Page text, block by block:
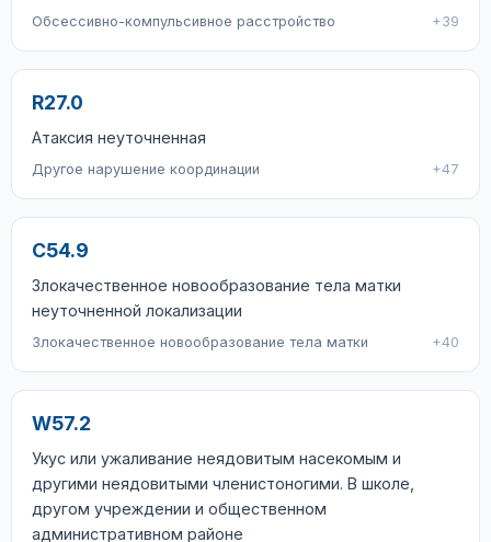
Обсессивно-компульсивное расстройство +39
R27.0
Атаксия неуточненная
Другое нарушение координации +47
C54.9
Злокачественное новообразование тела матки
неуточненной локализации
Злокачественное новообразование тела матки +40
W57.2
Укус или ужаливание неядовитым насекомым и
другими неядовитыми членистоногими. В школе,
другом учреждении и общественном
административном районе